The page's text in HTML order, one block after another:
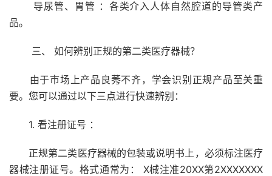
导尿管、胃管 ：各类介入人体自然腔道的导管类产
品。
三、 如何辨别正规的第二类医疗器械？
由于市场上产品良莠不齐，学会识别正规产品至关重
要。您可以通过以下三点进行快速辨别：
1. 看注册证号 ：
正规第二类医疗器械的包装或说明书上，必须标注医疗
器械注册证号。格式通常为： X械注准20XX第2XXXXXXX